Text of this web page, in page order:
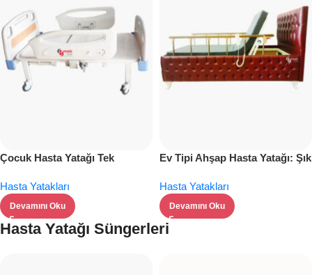
Çocuk Hasta Yatağı Tek
Hasta Yatakları
Devamını Oku
Ev Tipi Ahşap Hasta Yatağı: Şık
Hasta Yatakları
Devamını Oku
Hasta Yatağı Süngerleri